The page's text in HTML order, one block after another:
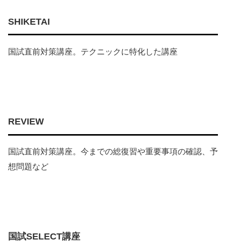
SHIKETAI
国試直前対策講座。テクニックに特化した講座
REVIEW
国試直前対策講座。今までの総復習や重要事項の確認、予
想問題など
国試SELECT講座